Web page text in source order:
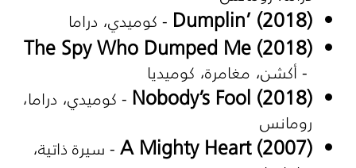
Dumplin’ (2018) - كوميدي، دراما
The Spy Who Dumped Me (2018)
- أكشن، مغامرة، كوميديا
Nobody’s Fool (2018) - كوميدي، دراما،
رومانس
A Mighty Heart (2007)- سيرة ذاتية،